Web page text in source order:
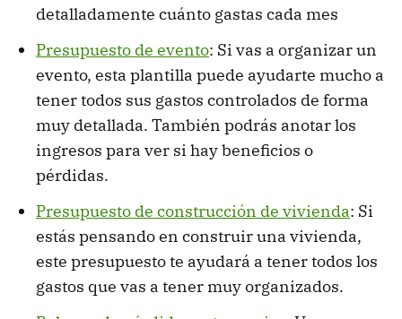
detalladamente cuánto gastas cada mes
Presupuesto de evento: Si vas a organizar un
evento, esta plantilla puede ayudarte mucho a
tener todos sus gastos controlados de forma
muy detallada. También podrás anotar los
ingresos para ver si hay beneficios o
pérdidas.
Presupuesto de construcción de vivienda: Si
estás pensando en construir una vivienda,
este presupuesto te ayudará a tener todos los
gastos que vas a tener muy organizados.